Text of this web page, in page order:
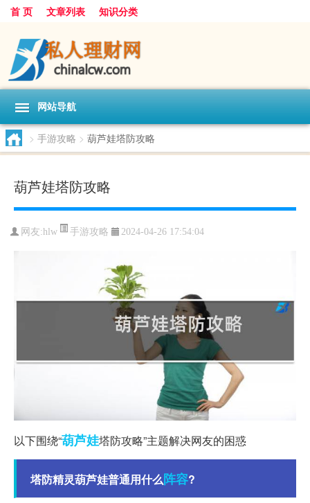
首 页 文章列表 知识分类
网站导航
> 手游攻略 > 葫芦娃塔防攻略
葫芦娃塔防攻略
网友:hlw 手游攻略 2024-04-26 17:54:04
以下围绕“葫芦娃塔防攻略”主题解决网友的困惑
塔防精灵葫芦娃普通用什么阵容?